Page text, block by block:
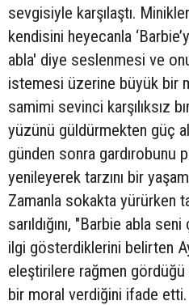
sevgisiyle karşılaştı.
kendisini heyecanla
abla' diye seslenmesi ve
istemesi üzerine büyük bir
samimi sevinci karşılıksız
yüzünü güldürmekten güç
günden sonra gardırobunu
yenileyerek tarzını bir
Zamanla sokakta yürürken
sarıldığını, "Barbie abla
ilgi gösterdiklerini belirten
eleştirilere rağmen
bir moral verdiğini ifade etti.